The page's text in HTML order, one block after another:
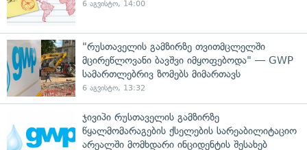
6 აგვისტო, 14:00
"რუსთაველის გამზირზე თვითმცლელში
მცირეწლოვანი ბავშვი იმყოფებოდა" — GWP
სამართლებრივ ზომებს მიმართავს
6 აგვისტო, 13:32
ჯივიპი რუსთაველის გამზირზე
წყალმომარაგების ქსელების სარეაბილიტაციო
არეალში მომხდარი ინციდენტის შესახებ